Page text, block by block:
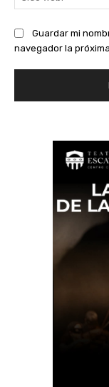
Guardar mi
navegador la